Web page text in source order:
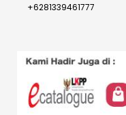
+6281339461777